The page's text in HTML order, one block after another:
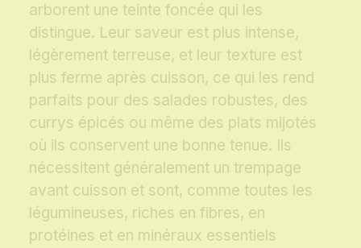
arborent une teinte foncée qui les
distingue. Leur saveur est plus intense,
légèrement terreuse, et leur texture est
plus ferme après cuisson, ce qui les rend
parfaits pour des salades robustes, des
currys épicés ou même des plats mijotés
où ils conservent une bonne tenue. Ils
nécessitent généralement un trempage
avant cuisson et sont, comme toutes les
légumineuses, riches en fibres, en
protéines et en minéraux essentiels